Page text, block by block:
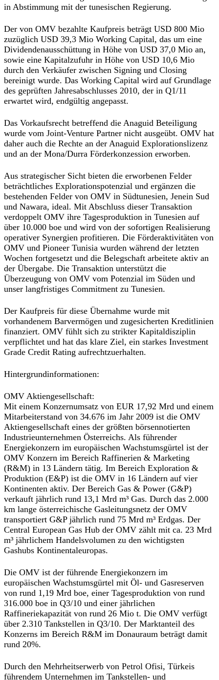
in Abstimmung mit der tunesischen Regierung.
Der von OMV bezahlte Kaufpreis beträgt USD 800 Mio
zuzüglich USD 39,3 Mio Working Capital, das um eine
Dividendenausschüttung in Höhe von USD 37,0 Mio an,
sowie eine Kapitalzufuhr in Höhe von USD 10,6 Mio
durch den Verkäufer zwischen Signing und Closing
bereinigt wurde. Das Working Capital wird auf Grundlage
des geprüften Jahresabschlusses 2010, der in Q1/11
erwartet wird, endgültig angepasst.
Das Vorkaufsrecht betreffend die Anaguid Beteiligung
wurde vom Joint-Venture Partner nicht ausgeübt. OMV hat
daher auch die Rechte an der Anaguid Explorationslizenz
und an der Mona/Durra Förderkonzession erworben.
Aus strategischer Sicht bieten die erworbenen Felder
beträchtliches Explorationspotenzial und ergänzen die
bestehenden Felder von OMV in Südtunesien, Jenein Sud
und Nawara, ideal. Mit Abschluss dieser Transaktion
verdoppelt OMV ihre Tagesproduktion in Tunesien auf
über 10.000 boe und wird von der sofortigen Realisierung
operativer Synergien profitieren. Die Förderaktivitäten von
OMV und Pioneer Tunisia wurden während der letzten
Wochen fortgesetzt und die Belegschaft arbeitete aktiv an
der Übergabe. Die Transaktion unterstützt die
Überzeugung von OMV vom Potenzial im Süden und
unser langfristiges Commitment zu Tunesien.
Der Kaufpreis für diese Übernahme wurde mit
vorhandenem Barvermögen und zugesicherten Kreditlinien
finanziert. OMV fühlt sich zu strikter Kapitaldisziplin
verpflichtet und hat das klare Ziel, ein starkes Investment
Grade Credit Rating aufrechtzuerhalten.
Hintergrundinformationen:
OMV Aktiengesellschaft:
Mit einem Konzernumsatz von EUR 17,92 Mrd und einem
Mitarbeiterstand von 34.676 im Jahr 2009 ist die OMV
Aktiengesellschaft eines der größten börsennotierten
Industrieunternehmen Österreichs. Als führender
Energiekonzern im europäischen Wachstumsgürtel ist der
OMV Konzern im Bereich Raffinerien & Marketing
(R&M) in 13 Ländern tätig. Im Bereich Exploration &
Produktion (E&P) ist die OMV in 16 Ländern auf vier
Kontinenten aktiv. Der Bereich Gas & Power (G&P)
verkauft jährlich rund 13,1 Mrd m³ Gas. Durch das 2.000
km lange österreichische Gasleitungsnetz der OMV
transportiert G&P jährlich rund 75 Mrd m³ Erdgas. Der
Central European Gas Hub der OMV zählt mit ca. 23 Mrd
m³ jährlichem Handelsvolumen zu den wichtigsten
Gashubs Kontinentaleuropas.
Die OMV ist der führende Energiekonzern im
europäischen Wachstumsgürtel mit Öl- und Gasreserven
von rund 1,19 Mrd boe, einer Tagesproduktion von rund
316.000 boe in Q3/10 und einer jährlichen
Raffineriekapazität von rund 26 Mio t. Die OMV verfügt
über 2.310 Tankstellen in Q3/10. Der Marktanteil des
Konzerns im Bereich R&M im Donauraum beträgt damit
rund 20%.
Durch den Mehrheitserwerb von Petrol Ofisi, Türkeis
führendem Unternehmen im Tankstellen- und